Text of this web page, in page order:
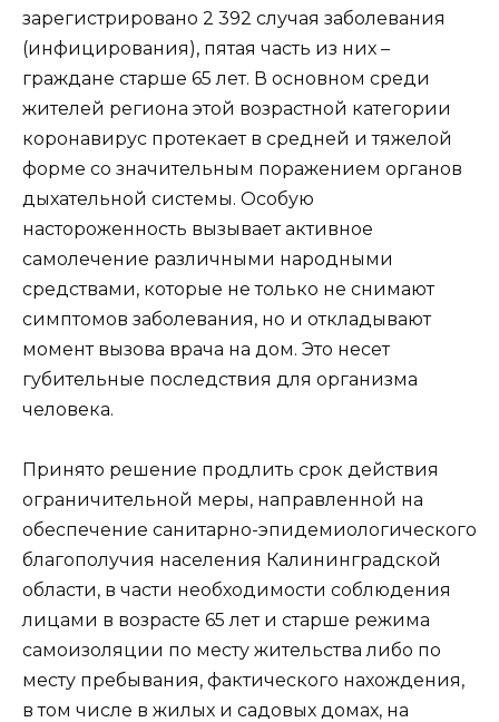
зарегистрировано 2 392 случая заболевания
(инфицирования), пятая часть из них –
граждане старше 65 лет. В основном среди
жителей региона этой возрастной категории
коронавирус протекает в средней и тяжелой
форме со значительным поражением органов
дыхательной системы. Особую
настороженность вызывает активное
самолечение различными народными
средствами, которые не только не снимают
симптомов заболевания, но и откладывают
момент вызова врача на дом. Это несет
губительные последствия для организма
человека.
Принято решение продлить срок действия
ограничительной меры, направленной на
обеспечение санитарно-эпидемиологического
благополучия населения Калининградской
области, в части необходимости соблюдения
лицами в возрасте 65 лет и старше режима
самоизоляции по месту жительства либо по
месту пребывания, фактического нахождения,
в том числе в жилых и садовых домах, на